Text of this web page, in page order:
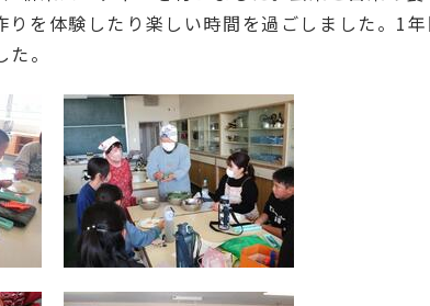
を体験したり楽しい時間を過ごしました。1年
。